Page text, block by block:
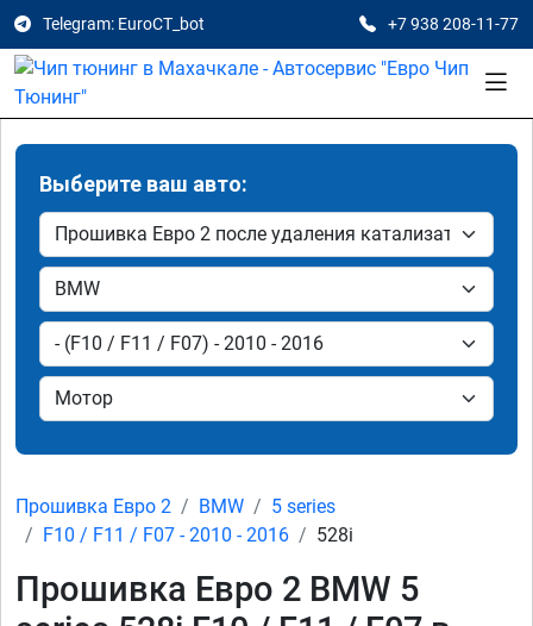
Telegram: EuroCT_bot +7 938 208-11-77
Выберите ваш авто:
Прошивка Евро 2 BMW
5 series
F10 / F11 / F07 - 2010 - 2016
528i
Прошивка Евро 2 BMW 5